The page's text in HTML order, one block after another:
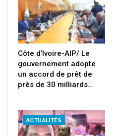
Côte d’Ivoire-AIP/ Le
gouvernement adopte
un accord de prêt de
près de 30 milliards…
ACTUALITÉS